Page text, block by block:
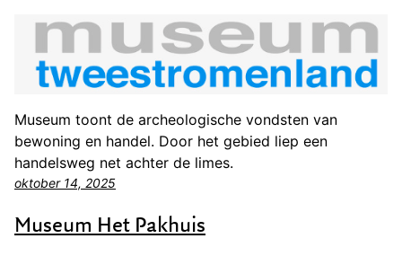
Museum toont de archeologische vondsten van
bewoning en handel. Door het gebied liep een
handelsweg net achter de limes.
oktober 14, 2025
Museum Het Pakhuis